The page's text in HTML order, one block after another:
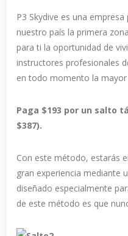
P3 Skydive es una
nuestro país la primera
para ti la oportunidad de
instructores profesionales
en todo momento la mayor
Paga $193 por un salto
$387).
Con este método, estarás
gran experiencia mediante
diseñado especialmente
de este método es que